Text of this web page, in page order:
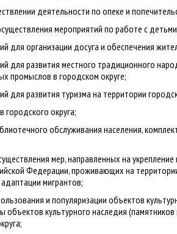
деятельности по опеке и
мероприятий по работе с
для организации досуга и обеспечения
для развития местного традиционного
промыслов в городском округе;
для развития туризма на территории
городского округа;
обслуживания населения,
мер, направленных на
Федерации, проживающих на
мигрантов;
и популяризации объектов
объектов культурного наследия